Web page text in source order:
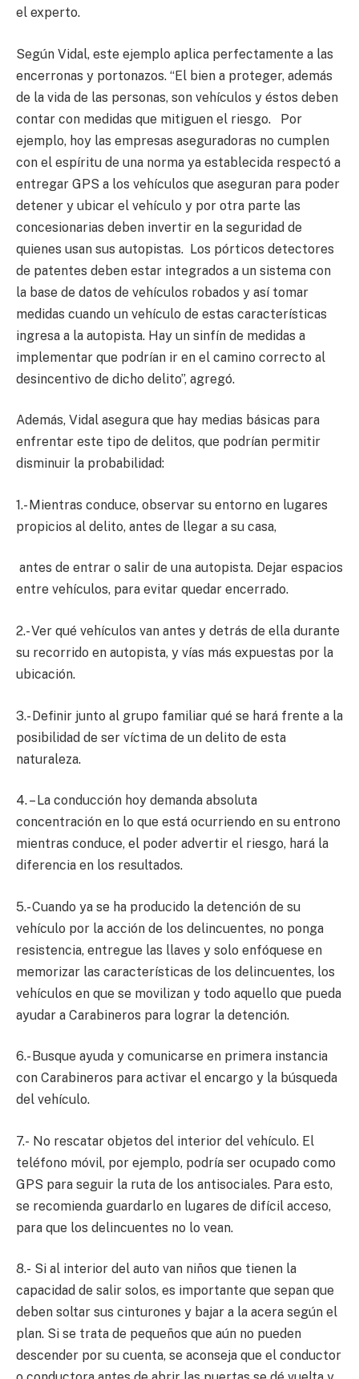
el experto.
Según Vidal, este ejemplo aplica perfectamente a las
encerronas y portonazos. “El bien a proteger, además
de la vida de las personas, son vehículos y éstos deben
contar con medidas que mitiguen el riesgo. Por
ejemplo, hoy las empresas aseguradoras no cumplen
con el espíritu de una norma ya establecida respectó a
entregar GPS a los vehículos que aseguran para poder
detener y ubicar el vehículo y por otra parte las
concesionarias deben invertir en la seguridad de
quienes usan sus autopistas. Los pórticos detectores
de patentes deben estar integrados a un sistema con
la base de datos de vehículos robados y así tomar
medidas cuando un vehículo de estas características
ingresa a la autopista. Hay un sinfín de medidas a
implementar que podrían ir en el camino correcto al
desincentivo de dicho delito”, agregó.
Además, Vidal asegura que hay medias básicas para
enfrentar este tipo de delitos, que podrían permitir
disminuir la probabilidad:
1.- Mientras conduce, observar su entorno en lugares
propicios al delito, antes de llegar a su casa,
antes de entrar o salir de una autopista. Dejar espacios
entre vehículos, para evitar quedar encerrado.
2.- Ver qué vehículos van antes y detrás de ella durante
su recorrido en autopista, y vías más expuestas por la
ubicación.
3.- Definir junto al grupo familiar qué se hará frente a la
posibilidad de ser víctima de un delito de esta
naturaleza.
4. – La conducción hoy demanda absoluta
concentración en lo que está ocurriendo en su entrono
mientras conduce, el poder advertir el riesgo, hará la
diferencia en los resultados.
5.- Cuando ya se ha producido la detención de su
vehículo por la acción de los delincuentes, no ponga
resistencia, entregue las llaves y solo enfóquese en
memorizar las características de los delincuentes, los
vehículos en que se movilizan y todo aquello que pueda
ayudar a Carabineros para lograr la detención.
6.- Busque ayuda y comunicarse en primera instancia
con Carabineros para activar el encargo y la búsqueda
del vehículo.
7.- No rescatar objetos del interior del vehículo. El
teléfono móvil, por ejemplo, podría ser ocupado como
GPS para seguir la ruta de los antisociales. Para esto,
se recomienda guardarlo en lugares de difícil acceso,
para que los delincuentes no lo vean.
8.- Si al interior del auto van niños que tienen la
capacidad de salir solos, es importante que sepan que
deben soltar sus cinturones y bajar a la acera según el
plan. Si se trata de pequeños que aún no pueden
descender por su cuenta, se aconseja que el conductor